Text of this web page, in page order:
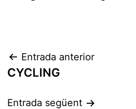
Entrada anterior
CYCLING
Entrada següent